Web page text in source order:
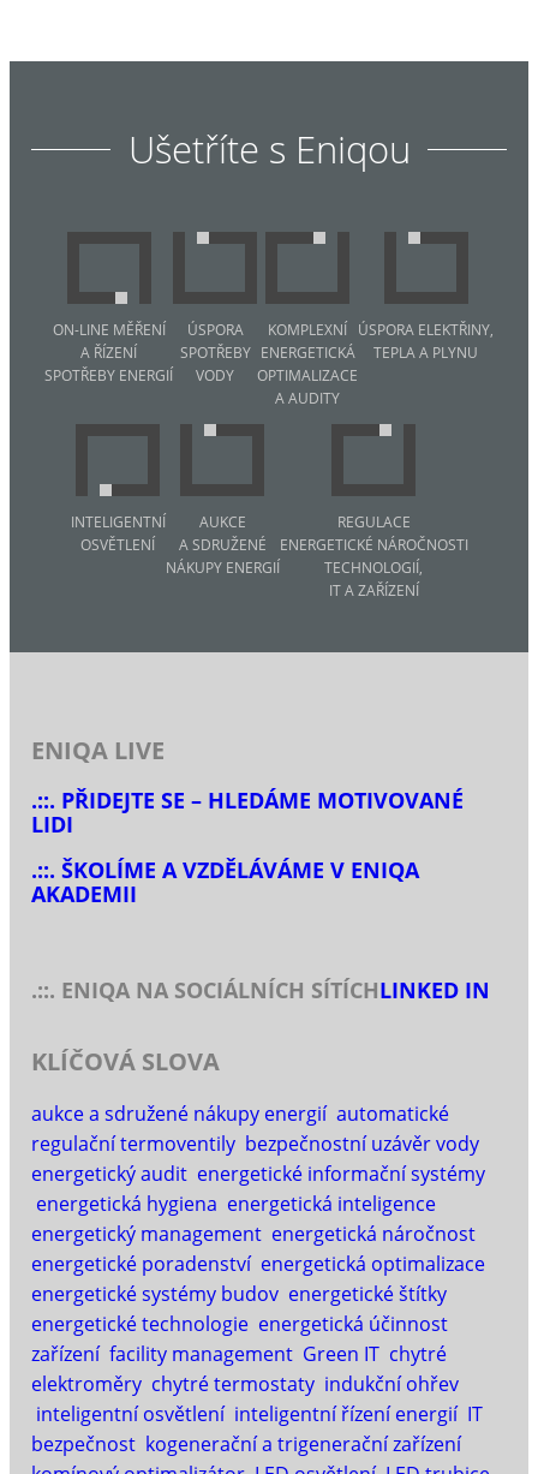
Ušetříte s Eniqou
ON-LINE MĚŘENÍ
A ŘÍZENÍ
SPOTŘEBY ENERGIÍ
ÚSPORA
SPOTŘEBY
VODY
KOMPLEXNÍ
ENERGETICKÁ
OPTIMALIZACE
A AUDITY
ÚSPORA ELEKTŘINY,
TEPLA A PLYNU
INTELIGENTNÍ
OSVĚTLENÍ
AUKCE
A SDRUŽENÉ
NÁKUPY ENERGIÍ
REGULACE
ENERGETICKÉ NÁROČNOSTI
TECHNOLOGIÍ,
IT A ZAŘÍZENÍ
ENIQA LIVE
.::. PŘIDEJTE SE – HLEDÁME MOTIVOVANÉ
LIDI
.::. ŠKOLÍME A VZDĚLÁVÁME V ENIQA
AKADEMII
.::. ENIQA NA SOCIÁLNÍCH SÍTÍCHLINKED IN
KLÍČOVÁ SLOVA
aukce a sdružené nákupy energií automatické
regulační termoventily bezpečnostní uzávěr vody
energetický audit energetické informační systémy
energetická hygiena energetická inteligence
energetický management energetická náročnost
energetické poradenství energetická optimalizace
energetické systémy budov energetické štítky
energetické technologie energetická účinnost
zařízení facility management Green IT chytré
elektroměry chytré termostaty indukční ohřev
inteligentní osvětlení inteligentní řízení energií IT
bezpečnost kogenerační a trigenerační zařízení